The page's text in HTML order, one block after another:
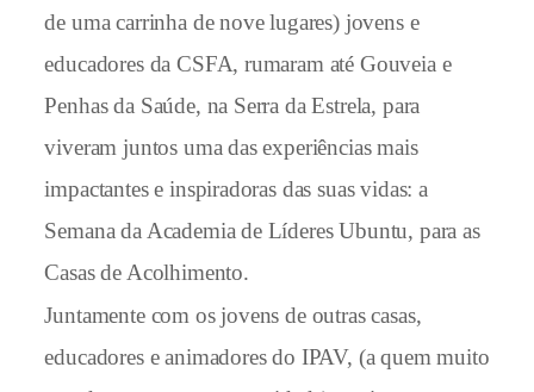
de uma carrinha de nove lugares) jovens e
educadores da CSFA, rumaram até Gouveia e
Penhas da Saúde, na Serra da Estrela, para
viveram juntos uma das experiências mais
impactantes e inspiradoras das suas vidas: a
Semana da Academia de Líderes Ubuntu, para as
Casas de Acolhimento.
Juntamente com os jovens de outras casas,
educadores e animadores do IPAV, (a quem muito